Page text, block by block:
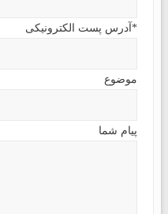
*آدرس پست الکترونیکی
موضوع
پیام شما